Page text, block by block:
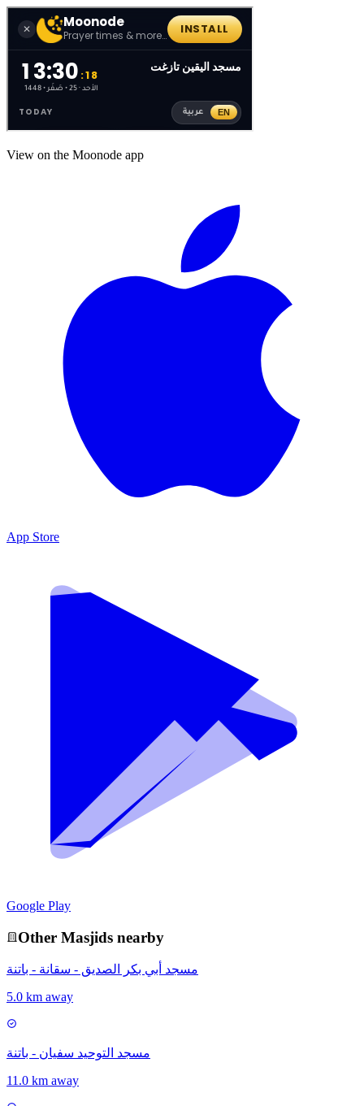
View on the Moonode app
App Store
Google Play
Other Masjids nearby
مسجد أبي بكر الصديق - سقانة - باتنة
5.0 km away
مسجد التوحيد سفيان - باتنة
11.0 km away